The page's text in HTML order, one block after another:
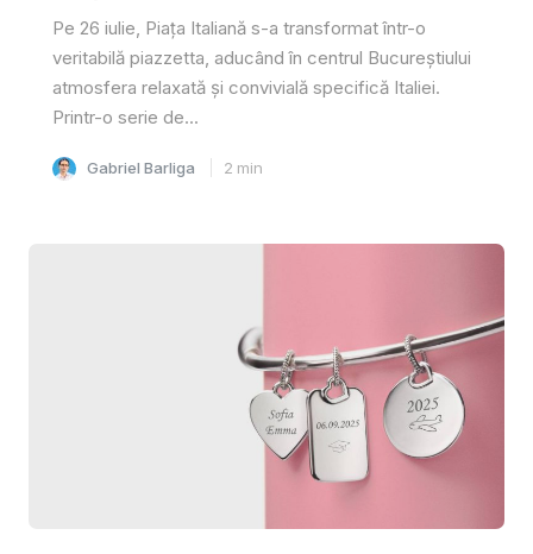
Pe 26 iulie, Piața Italiană s-a transformat într-o
veritabilă piazzetta, aducând în centrul Bucureștiului
atmosfera relaxată și convivială specifică Italiei.
Printr-o serie de...
Gabriel Barliga 2 min